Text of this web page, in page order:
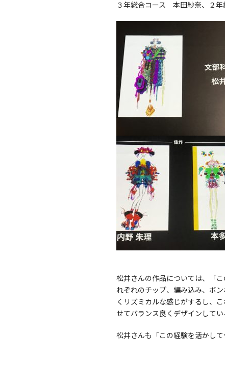
３年総合コース 本田紗奈、２
松井さんの作品については、「
れぞれのチップ、編み込み、ボ
くリズミカルな感じがするし、
せてバランス良くデザインして
松井さんも「この経験を活かし